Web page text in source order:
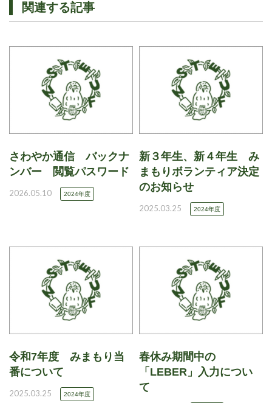
関連する記事
さわやか通信 バックナ
ンバー 閲覧パスワード
2026.05.10 2024年度
新３年生、新４年生 み
まもりボランティア決定
のお知らせ
2025.03.25 2024年度
令和7年度 みまもり当
番について
2025.03.25 2024年度
春休み期間中の
「LEBER」入力につい
て